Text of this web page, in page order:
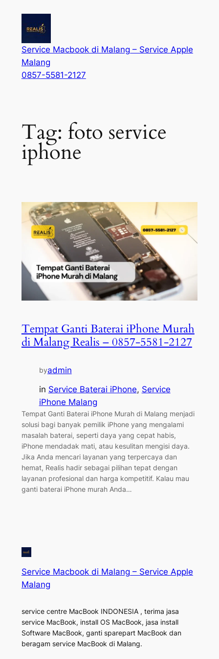
Service Macbook di Malang – Service Apple
Malang
0857-5581-2127
Tag: foto service
iphone
Tempat Ganti Baterai iPhone Murah
di Malang Realis – 0857-5581-2127
byadmin
in Service Baterai iPhone, Service
iPhone Malang
Tempat Ganti Baterai iPhone Murah di Malang menjadi
solusi bagi banyak pemilik iPhone yang mengalami
masalah baterai, seperti daya yang cepat habis,
iPhone mendadak mati, atau kesulitan mengisi daya.
Jika Anda mencari layanan yang terpercaya dan
hemat, Realis hadir sebagai pilihan tepat dengan
layanan profesional dan harga kompetitif. Kalau mau
ganti baterai iPhone murah Anda…
Service Macbook di Malang – Service Apple
Malang
service centre MacBook INDONESIA , terima jasa
service MacBook, install OS MacBook, jasa install
Software MacBook, ganti sparepart MacBook dan
beragam service MacBook di Malang.